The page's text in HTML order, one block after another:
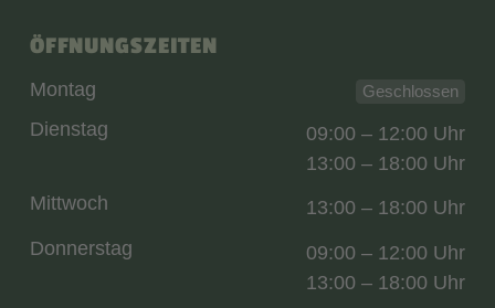
ÖFFNUNGSZEITEN
Montag Geschlossen
Dienstag
09:00 – 12:00 Uhr
13:00 – 18:00 Uhr
Mittwoch
13:00 – 18:00 Uhr
Donnerstag
09:00 – 12:00 Uhr
13:00 – 18:00 Uhr